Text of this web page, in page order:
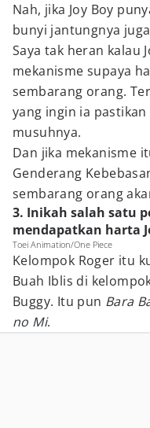
Nah, jika Joy Boy
bunyi jantungnya
Saya tak heran kalau
mekanisme supaya
sembarang orang.
yang ingin ia
musuhnya.
Dan jika mekanisme
Genderang
sembarang orang
3. Inikah salah satu
mendapatkan harta
Toei Animation/One Piece
Kelompok Roger itu
Buah Iblis di
Buggy. Itu pun Bara
no Mi.